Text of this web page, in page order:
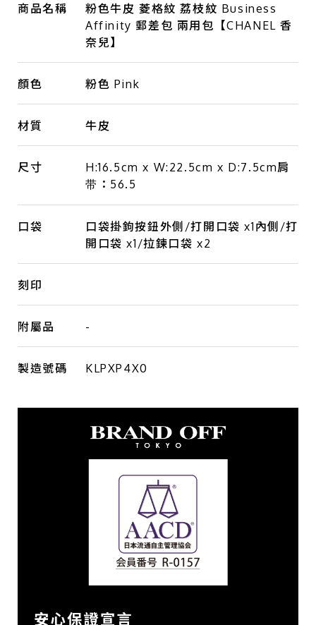
商品名稱
粉色牛皮 菱格紋 荔枝紋 Business
Affinity 郵差包 兩用包【CHANEL 香
奈兒】
顏色 粉色 Pink
材質 牛皮
尺寸
H:16.5cm x W:22.5cm x D:7.5cm肩
带：56.5
口袋
口袋掛鉤按鈕外側/打開口袋 x1內側/打
開口袋 x1/拉鍊口袋 x2
刻印
附屬品 -
製造號碼 KLPXP4X0